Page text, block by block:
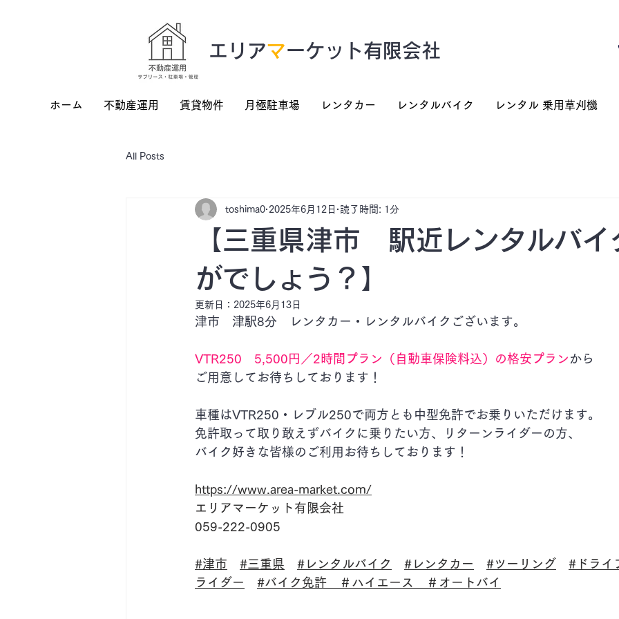
​エリアマーケット有限会社
ホーム 不動産運用 賃貸物件 月極駐車場 レンタカー レンタルバイク レンタル 乗用草刈機
All Posts
【三重県津市 駅近レンタルバイ
がでしょう？】
toshima0 2025年6月12日 読了時間: 1分
更新日： 2025年6月13日
津市　津駅8分　レンタカー・レンタルバイクございます。
VTR250　5,500円／2時間プラン（自動車保険料込）の格安プラン から
ご用意してお待ちしております！
車種はVTR250・レブル250で両方とも中型免許でお乗りいただけます。
免許取って取り敢えずバイクに乗りたい方、リターンライダーの方、
バイク好きな皆様のご利用お待ちしております！
https://www.area-market.com/
エリアマーケット有限会社
059-222-0905
#津市 #三重県 #レンタルバイク #レンタカー #ツーリング #ドライ
ライダー
#バイク免許 ＃ハイエース　＃オートバイ